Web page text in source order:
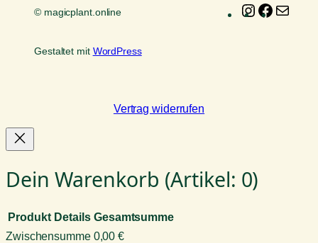
© magicplant.online Instagram
Gestaltet mit WordPress
Vertrag widerrufen
Dein Warenkorb (Artikel: 0)
Produkt Details Gesamtsumme
Zwischensumme 0,00 €